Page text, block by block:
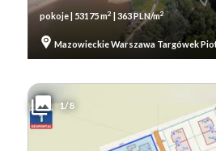
pokoje | 53175 m2 | 363 PLN/m2
Mazowieckie Warszawa Targówek
1/8